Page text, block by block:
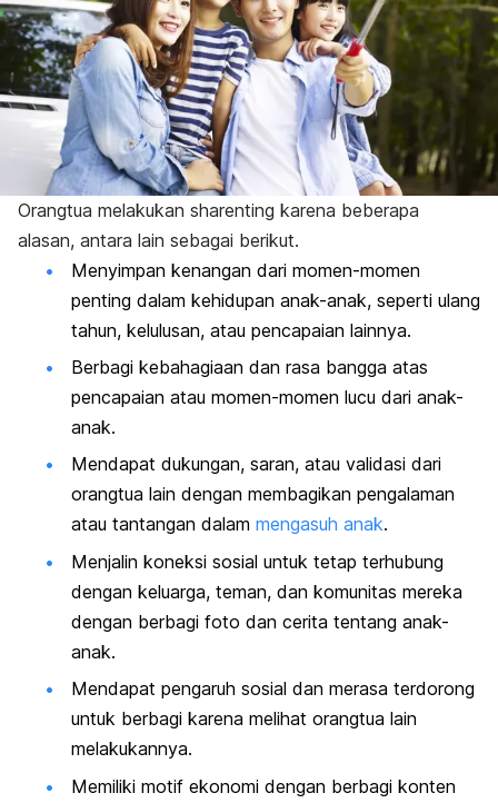
Orangtua melakukan sharenting karena beberapa
alasan, antara lain sebagai berikut.
Menyimpan kenangan dari momen-momen
penting dalam kehidupan anak-anak, seperti ulang
tahun, kelulusan, atau pencapaian lainnya.
Berbagi kebahagiaan dan rasa bangga atas
pencapaian atau momen-momen lucu dari anak-
anak.
Mendapat dukungan, saran, atau validasi dari
orangtua lain dengan membagikan pengalaman
atau tantangan dalam mengasuh anak.
Menjalin koneksi sosial untuk tetap terhubung
dengan keluarga, teman, dan komunitas mereka
dengan berbagi foto dan cerita tentang anak-
anak.
Mendapat pengaruh sosial dan merasa terdorong
untuk berbagi karena melihat orangtua lain
melakukannya.
Memiliki motif ekonomi dengan berbagi konten